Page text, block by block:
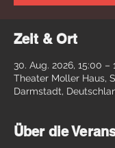
Zeit & Ort
30. Aug. 2026, 15:00 –
Theater Moller Haus,
Darmstadt,
Über die